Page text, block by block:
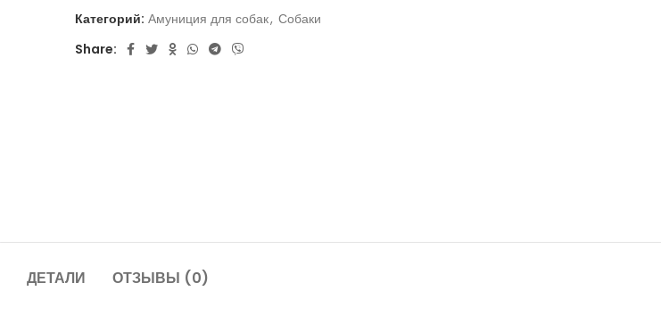
Категорий: Амуниция для собак, Собаки
Share:
ДЕТАЛИ ОТЗЫВЫ (0)